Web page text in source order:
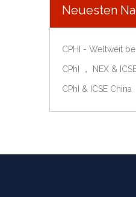
Neuesten
CPhI ， NEX &
CPhI & ICSE China